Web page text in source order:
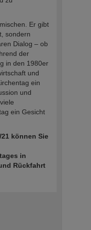
Er gibt
sondern
Dialog – ob
der
in den 1980er
und
ein
und
ein Gesicht
können Sie
in
Rückfahrt